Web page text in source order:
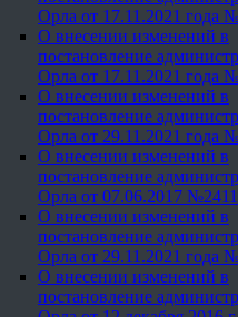
Орла от 17.11.2021 года
О внесении изменений в
постановление
Орла от 17.11.2021 года
О внесении изменений в
постановление
Орла от 29.11.2021 года
О внесении изменений в
постановление
Орла от 07.06.2017 №2411
О внесении изменений в
постановление
Орла от 29.11.2021 года
О внесении изменений в
постановление